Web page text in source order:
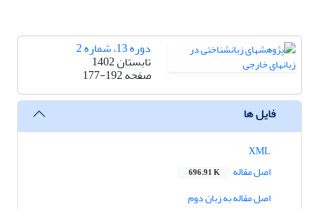
دوره 13، شماره 2
تابستان 1402
صفحه177-192
فایل ها
اصل مقاله
696.91 K
اصل مقاله به زبان دوم